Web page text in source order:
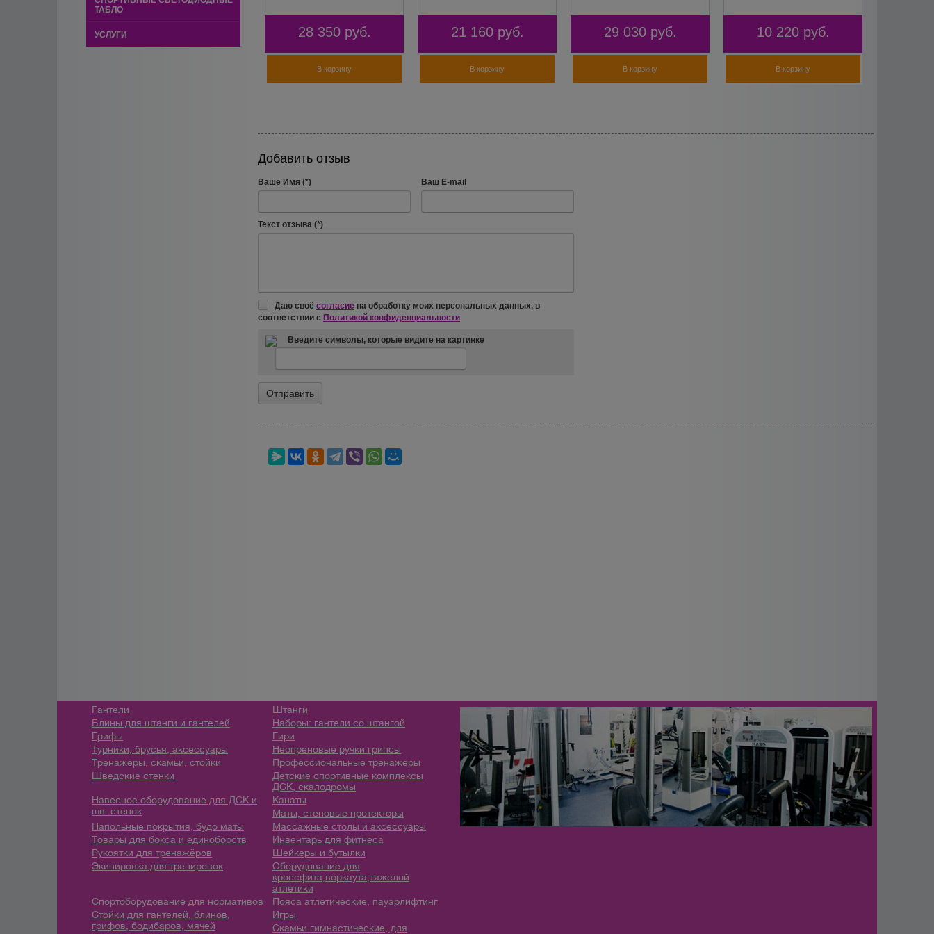
ТАБЛО
УСЛУГИ 28 350 руб.
В корзину
21 160 руб.
В корзину
29 030 руб.
В корзину
10 220 руб.
В корзину
Добавить отзыв
Ваше Имя (*) Ваш E-mail
Текст отзыва (*)
Даю своё согласие на обработку моих персональных данных, в
соответствии с Политикой конфиденциальности
Введите символы, которые видите на картинке
Гантели
Штанги
Блины для штанги и гантелей
Наборы: гантели со штангой
Грифы
Гири
Турники, брусья, аксессуары
Неопреновые ручки грипсы
Тренажеры, скамьи, стойки
Профессиональные тренажеры
Шведские стенки
Детские спортивные комплексы
ДСК, скалодромы
Навесное оборудование для ДСК и
шв. стенок
Канаты
Маты, стеновые протекторы
Напольные покрытия, будо маты
Массажные столы и аксессуары
Товары для бокса и единоборств
Инвентарь для фитнеса
Рукоятки для тренажёров
Шейкеры и бутылки
Экипировка для тренировок
Оборудование для
кроссфита,воркаута,тяжелой
атлетики
Спортоборудование для нормативов
Пояса атлетические, пауэрлифтинг
Стойки для гантелей, блинов,
грифов, бодибаров, мячей
Игры
Скамьи гимнастические, для